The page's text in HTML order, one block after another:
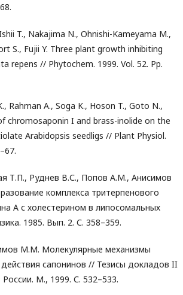
T., Nakajima N., Ohnishi-Kameyama M.,
S., Fujii Y. Three plant growth inhibiting
repens // Phytochem. 1999. Vol. 52. Pp.
Rahman A., Soga K., Hoson T., Goto N.,
chromosaponin I and brass-inolide on the
Arabidopsis seedligs // Plant Physiol.
Т.П., Руднев В.С., Попов А.М., Анисимов
комплекса тритерпенового
А с холестерином в липосомальных
1985. Вып. 2. С. 358–359.
М.М. Молекулярные механизмы
сапонинов // Тезисы докладов II
М., 1999. С. 532–533.